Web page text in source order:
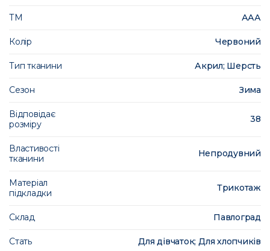
ТМ ААА
Колір Червоний
Тип тканини Акрил; Шерсть
Сезон Зима
Відповідає
розміру
38
Властивості
тканини
Непродувний
Матеріал
підкладки
Трикотаж
Склад Павлоград
Стать Для дівчаток; Для хлопчиків